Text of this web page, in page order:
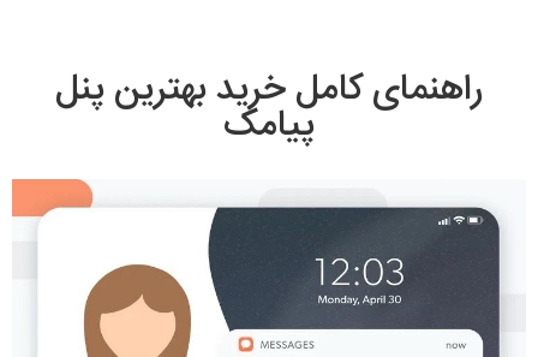
راهنمای کامل خرید بهترین پنل
پیامک